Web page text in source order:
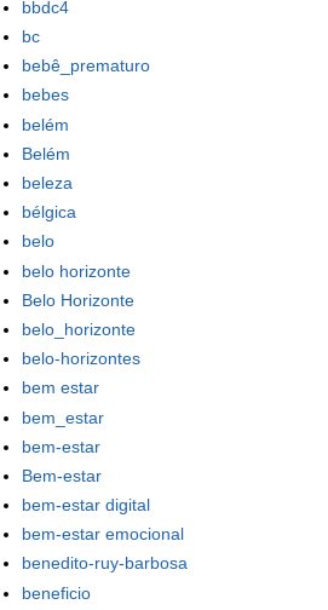
bbdc4
bc
bebê_prematuro
bebes
belém
Belém
beleza
bélgica
belo
belo horizonte
Belo Horizonte
belo_horizonte
belo-horizontes
bem estar
bem_estar
bem-estar
Bem-estar
bem-estar digital
bem-estar emocional
benedito-ruy-barbosa
beneficio